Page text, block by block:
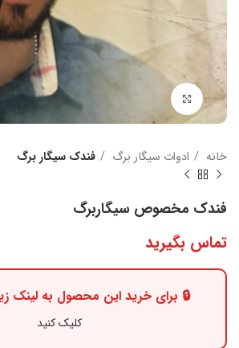
خانه ادوات سیگار برگ فندک سیگار برگ
فندک مخصوص سیگاربرگ
تماس بگیرید
🔒 برای خرید این محصول به لینک
کلیک کنید